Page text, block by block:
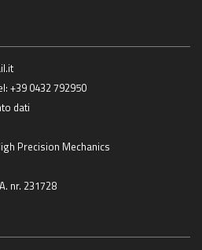
+39 0432 792950
dati
Precision Mechanics
nr. 231728